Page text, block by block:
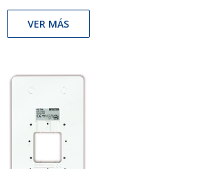
VER MÁS